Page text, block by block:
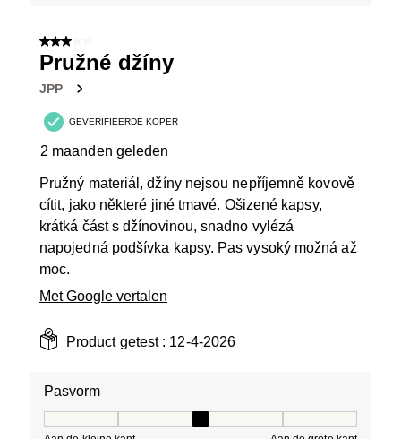
3 van 5 sterren.
Pružné džíny
JPP
GEVERIFIEERDE KOPER
2 maanden geleden
Pružný materiál, džíny nejsou nepříjemně kovově
cítit, jako některé jiné tmavé. Ošizené kapsy,
krátká část s džínovinou, snadno vylézá
napojedná podšívka kapsy. Pas vysoký možná až
moc.
Met Google vertalen
Product getest : 12-4-2026
Pasvorm